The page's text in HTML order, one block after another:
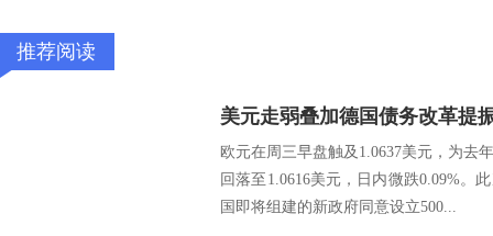
推荐阅读
美元走弱叠加德国债务改革提
欧元在周三早盘触及1.0637美元，为去
回落至1.0616美元，日内微跌0.09%。
国即将组建的新政府同意设立500...